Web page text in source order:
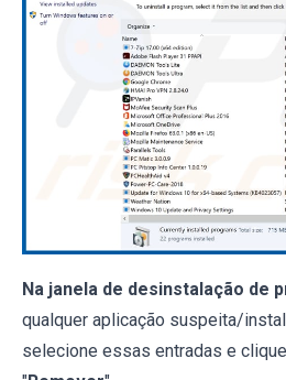
Na janela de desinstalação de
qualquer aplicação suspeita/
selecione essas entradas e